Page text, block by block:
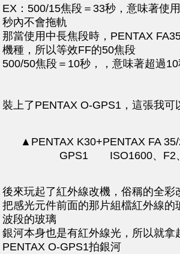
EX：500/15焦段＝33秒，意味著使
秒內不會拖軌
那當使用中長焦段時，PENTAX
機種，所以等效FF的50焦段
500/50焦段＝10秒，，意味著超過
裝上了PENTAX O-GPS1，這張我可
▲PENTAX K30+PENTAX FA
GPS1 ISO1600、F2
後來玩起了紅外線改機，俗稱的全彩
把感光元件前面的那片組檔紅外線的
波段的玻璃
銀河本身也是有紅外線光，所以就拿
PENTAX O-GPS1拍銀河